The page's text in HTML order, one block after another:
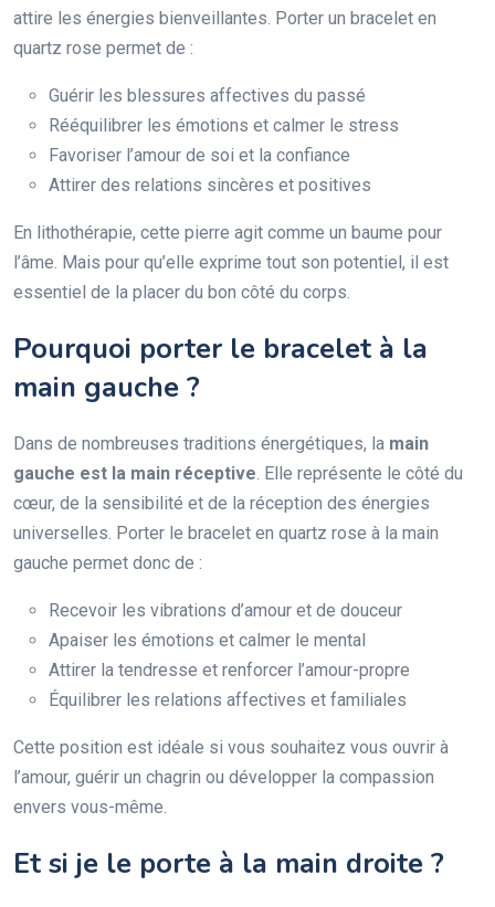
attire les énergies bienveillantes. Porter un bracelet en
quartz rose permet de :
Guérir les blessures affectives du passé
Rééquilibrer les émotions et calmer le stress
Favoriser l’amour de soi et la confiance
Attirer des relations sincères et positives
En lithothérapie, cette pierre agit comme un baume pour
l’âme. Mais pour qu’elle exprime tout son potentiel, il est
essentiel de la placer du bon côté du corps.
Pourquoi porter le bracelet à la
main gauche ?
Dans de nombreuses traditions énergétiques, la main
gauche est la main réceptive . Elle représente le côté du
cœur, de la sensibilité et de la réception des énergies
universelles. Porter le bracelet en quartz rose à la main
gauche permet donc de :
Recevoir les vibrations d’amour et de douceur
Apaiser les émotions et calmer le mental
Attirer la tendresse et renforcer l’amour-propre
Équilibrer les relations affectives et familiales
Cette position est idéale si vous souhaitez vous ouvrir à
l’amour, guérir un chagrin ou développer la compassion
envers vous-même.
Et si je le porte à la main droite ?